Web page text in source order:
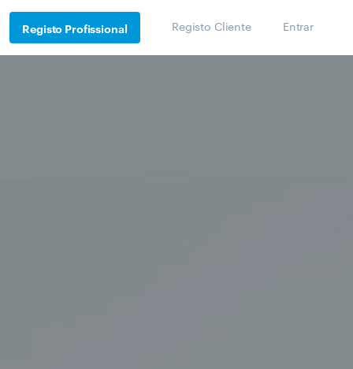
Registo Profissional Registo Cliente Entrar